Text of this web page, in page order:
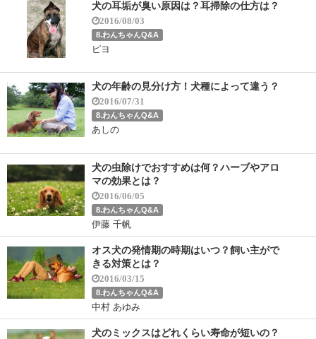
犬の耳垢が臭い原因は？耳掃除の仕方は？
2016/08/03
8.わんちゃんQ&A
ピヨ
犬の年齢の見分け方！犬種によって違う？
2016/07/31
8.わんちゃんQ&A
あしの
犬の虫除けでおすすめは何？ハーブやアロ
マの効果とは？
2016/06/05
8.わんちゃんQ&A
伊藤 千帆
オス犬の発情期の時期はいつ？飼い主がで
きる対策とは？
2016/03/15
8.わんちゃんQ&A
中村 あゆみ
犬のミックスはどれくらい寿命が短いの？